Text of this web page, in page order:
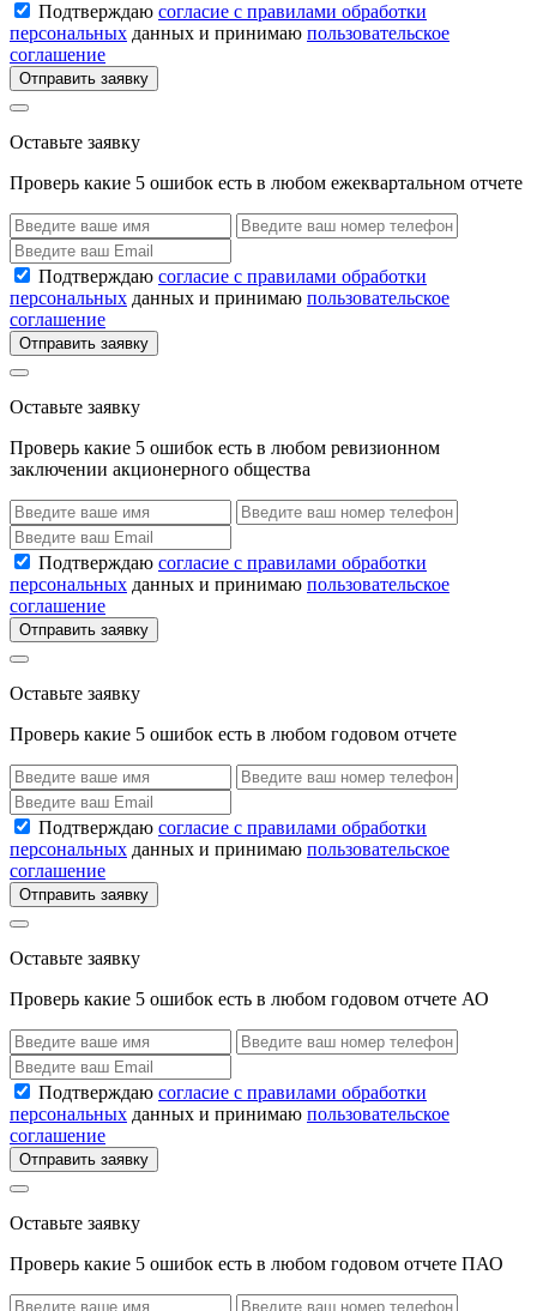
Подтверждаю согласие с правилами обработки
персональных данных и принимаю пользовательское
соглашение
Отправить заявку
Оставьте заявку
Проверь какие 5 ошибок есть в любом ежеквартальном отчете
Подтверждаю согласие с правилами обработки
персональных данных и принимаю пользовательское
соглашение
Отправить заявку
Оставьте заявку
Проверь какие 5 ошибок есть в любом ревизионном
заключении акционерного общества
Подтверждаю согласие с правилами обработки
персональных данных и принимаю пользовательское
соглашение
Отправить заявку
Оставьте заявку
Проверь какие 5 ошибок есть в любом годовом отчете
Подтверждаю согласие с правилами обработки
персональных данных и принимаю пользовательское
соглашение
Отправить заявку
Оставьте заявку
Проверь какие 5 ошибок есть в любом годовом отчете АО
Подтверждаю согласие с правилами обработки
персональных данных и принимаю пользовательское
соглашение
Отправить заявку
Оставьте заявку
Проверь какие 5 ошибок есть в любом годовом отчете ПАО